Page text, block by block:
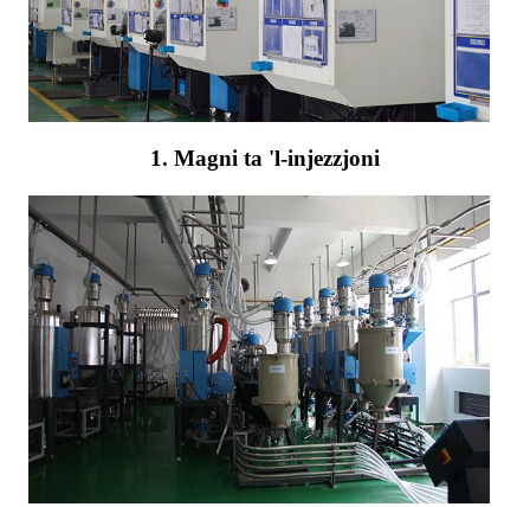
1. Magni ta 'l-injezzjoni